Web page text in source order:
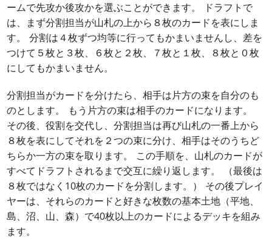
ームで先攻か後攻かを選ぶことができます。 ドラフトで
は、まず分割担当が山札の上から８枚のカードを表にしま
す。 分割は４枚ずつ均等に行ってもかまいませんし、差を
つけて５枚と３枚、６枚と２枚、７枚と１枚、８枚と０枚
にしてもかまいません。
分割担当がカードを分けたら、相手は片方の束を自分のも
のとします。 もう片方の束は相手のカードになります。
その後、役割を交代し、分割担当は再び山札の一番上から
８枚を表にしてそれを２つの束に分け、相手はそのうちど
ちらか一方の束を取ります。 この手順を、山札のカードが
すべてドラフトされるまで交互に繰り返します。 （最後は
８枚ではなく10枚のカードを分割します。） その後プレイ
ヤーは、それらのカードと好きな枚数の基本土地（平地、
島、沼、山、森）で40枚以上のカードによるデッキを組み
ます。